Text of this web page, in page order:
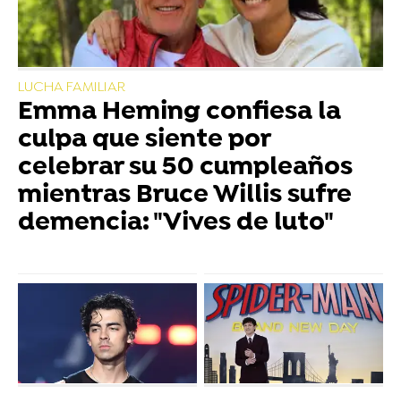
LUCHA FAMILIAR
Emma Heming confiesa la
culpa que siente por
celebrar su 50 cumpleaños
mientras Bruce Willis sufre
demencia: "Vives de luto"